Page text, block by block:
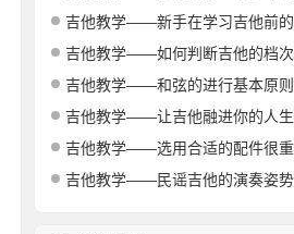
吉他教学——新手在学习吉他前
吉他教学——如何判断吉他的档次
吉他教学——和弦的进行基本原则
吉他教学——让吉他融进你的人生
吉他教学——选用合适的配件很
吉他教学——民谣吉他的演奏姿势